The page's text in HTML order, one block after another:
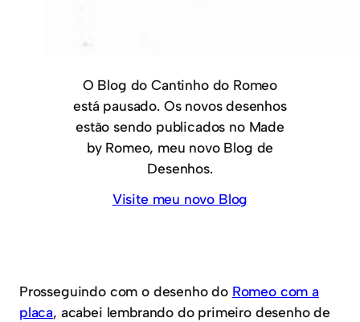
O Blog do Cantinho do Romeo
está pausado. Os novos desenhos
estão sendo publicados no Made
by Romeo, meu novo Blog de
Desenhos.
Visite meu novo Blog
Prosseguindo com o desenho do Romeo com a
placa, acabei lembrando do primeiro desenho de